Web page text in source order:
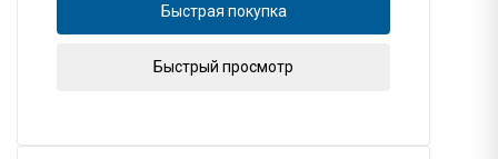
Быстрая покупка
Быстрый просмотр